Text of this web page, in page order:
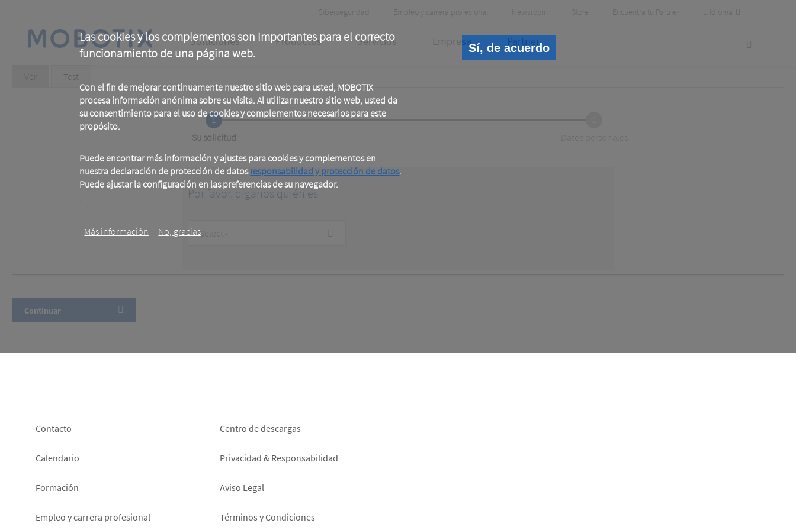
Las cookies y los complementos son importantes para el correcto
funcionamiento de una página web.
Con el fin de mejorar continuamente nuestro sitio web para usted, MOBOTIX
procesa información anónima sobre su visita. Al utilizar nuestro sitio web, usted da
su consentimiento para el uso de cookies y complementos necesarios para este
propósito.
Puede encontrar más información y ajustes para cookies y complementos en
nuestra declaración de protección de datosresponsabilidad y protección de datos.
Puede ajustar la configuración en las preferencias de su navegador.
Más información No, gracias
Sí, de acuerdo
content
Header
Meta
Ciberseguridad Empleo y carrera profesional Newsroom Store Encuentra tu Partner Idioma
Main
navigation
Soluciones Productos Servicios Empresa Partner
Primary
Ver Test
1
Current
Su solicitud
Por favor, diganos quién es
Customer
Type
Footer
left
Contacto
Calendario
Formación
Empleo y carrera profesional
Footer
right
Centro de descargas
Privacidad & Responsabilidad
Aviso Legal
Términos y Condiciones